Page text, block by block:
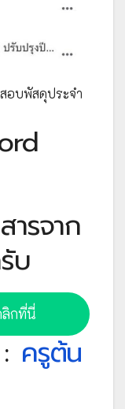
อบพัสดุประจำ
ารจาก
บ
ลิกที่นี่
ครูต้น